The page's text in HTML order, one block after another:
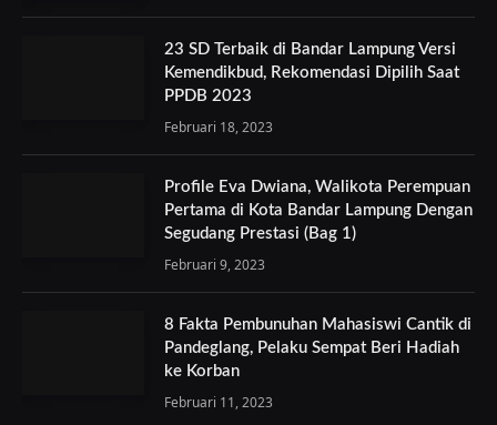
23 SD Terbaik di Bandar Lampung Versi
Kemendikbud, Rekomendasi Dipilih Saat
PPDB 2023
Februari 18, 2023
Profile Eva Dwiana, Walikota Perempuan
Pertama di Kota Bandar Lampung Dengan
Segudang Prestasi (Bag 1)
Februari 9, 2023
8 Fakta Pembunuhan Mahasiswi Cantik di
Pandeglang, Pelaku Sempat Beri Hadiah
ke Korban
Februari 11, 2023